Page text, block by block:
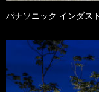
パナソニック インダス